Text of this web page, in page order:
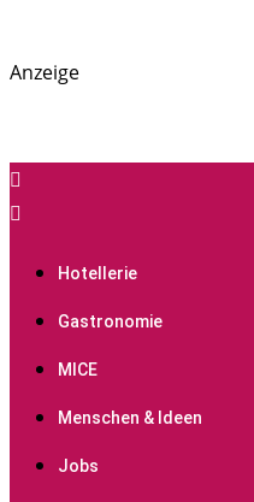
PREGAS: News- und
Anzeige
Hotellerie
Gastronomie
MICE
Menschen & Ideen
Jobs